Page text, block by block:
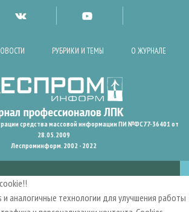
РУБРИКИ И ТЕМЫ О ЖУРНАЛЕ
средства массовой информации ПИ №ФС77-36401 от
28.05.2009
Леспроминформ. 2002 - 2022
аналогичные технологии для улучшения работы